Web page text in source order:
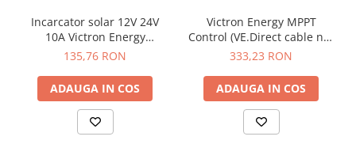
Incarcator solar 12V 24V
10A Victron Energy
BlueSolar PWM-Light
135,76 RON
ADAUGA IN COS
Victron Energy MPPT
Control (VE.Direct cable not
included)
333,23 RON
ADAUGA IN COS